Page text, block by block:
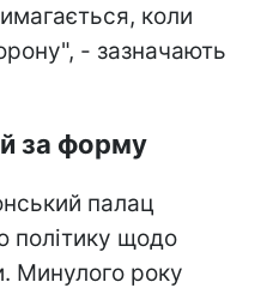
коли
- зазначають
за форму
палац
політику щодо
Минулого року